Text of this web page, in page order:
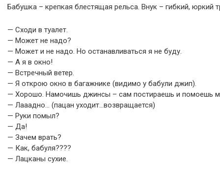
Бабушка – крепкая блестящая рельса. Внук – гибкий, юркий
— Сходи в туалет.
— Может не надо?
— Может и не надо. Но останавливаться я не буду.
— А я в окно!
— Встречный ветер.
— Я открою окно в багажнике (видимо у бабули джип).
— Хорошо. Намочишь джинсы – сам постираешь и помоешь
— Лааадно… (пацан уходит…возвращается)
— Руки помыл?
— Да!
— Зачем врать?
— Как, бабуля????
— Лацканы сухие.